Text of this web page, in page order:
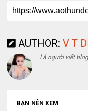
AUTHOR: V T
Là người viết
BẠN NÊN XEM